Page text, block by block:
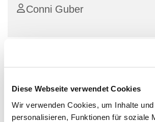
Diese Webseite verwendet Cookies
Wir verwenden Cookies, um Inhalte
personalisieren, Funktionen für soziale
Conni Guber